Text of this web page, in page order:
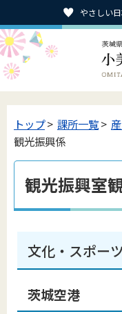
やさしい
トップ> 課所一覧>
観光振興係
観光振興室
文化・スポー
茨城空港